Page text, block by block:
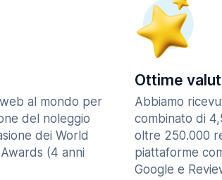
al mondo per
del noleggio
dei World
(4 anni
Ottime
Abbiamo
combinato di
oltre 250.000
piattaforme
Google e